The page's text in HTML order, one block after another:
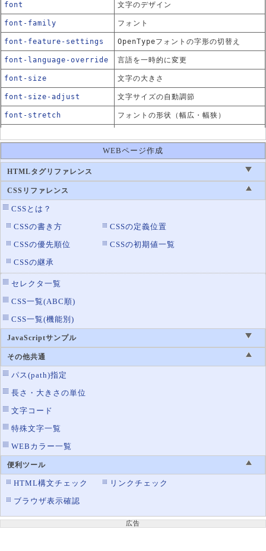
font 文字のデザイン
font-family フォント
font-feature-settings OpenTypeフォントの字形の切替え
font-language-override 言語を一時的に変更
font-size 文字の大きさ
font-size-adjust 文字サイズの自動調節
font-stretch フォントの形状（幅広・幅狭）
font-synthesis
太字や斜体を持たないフォントの表示方
法
font-variant フォントの変換ルール
font-variant-alternate
font-variant-caps 英大文字での表示制御
font-variant-east-asia
n
font-variant-ligatures
font-variant-numeric
font-variant-position
font-weight
WEBページ作成
HTMLタグリファレンス
CSSリファレンス
CSSとは？
CSSの書き方
CSSの定義位置
CSSの優先順位
CSSの初期値一覧
CSSの継承
セレクタ一覧
CSS一覧(ABC順)
CSS一覧(機能別)
JavaScriptサンプル
その他共通
パス(path)指定
長さ・大きさの単位
文字コード
特殊文字一覧
WEBカラー一覧
便利ツール
HTML構文チェック
リンクチェック
ブラウザ表示確認
広告